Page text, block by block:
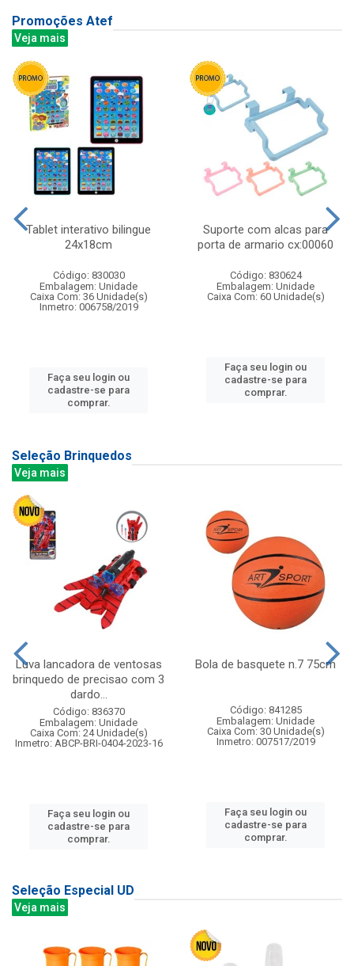
Promoções Atef
Veja mais
Tablet interativo bilingue
24x18cm
Código: 830030
Embalagem: Unidade
Caixa Com: 36 Unidade(s)
Inmetro: 006758/2019
Faça seu login ou
cadastre-se para
comprar.
Suporte com alcas para
porta de armario cx:00060
Código: 830624
Embalagem: Unidade
Caixa Com: 60 Unidade(s)
Faça seu login ou
cadastre-se para
comprar.
Seleção Brinquedos
Veja mais
Luva lancadora de ventosas
brinquedo de precisao com 3
dardo...
Código: 836370
Embalagem: Unidade
Caixa Com: 24 Unidade(s)
Inmetro: ABCP-BRI-0404-2023-16
Faça seu login ou
cadastre-se para
comprar.
Bola de basquete n.7 75cm
Código: 841285
Embalagem: Unidade
Caixa Com: 30 Unidade(s)
Inmetro: 007517/2019
Faça seu login ou
cadastre-se para
comprar.
Seleção Especial UD
Veja mais